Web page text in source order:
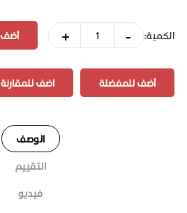
الكمية: -
+
أضف للمفضلة اضف للمقارنة
الوصف
التقييم
فيديو